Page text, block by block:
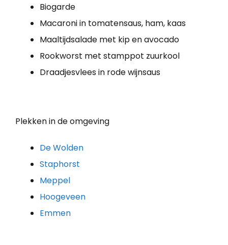
Biogarde
Macaroni in tomatensaus, ham, kaas
Maaltijdsalade met kip en avocado
Rookworst met stamppot zuurkool
Draadjesvlees in rode wijnsaus
Plekken in de omgeving
De Wolden
Staphorst
Meppel
Hoogeveen
Emmen